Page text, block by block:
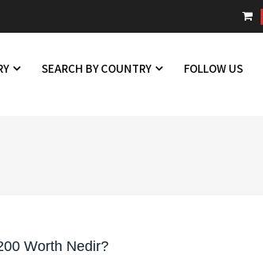
SEARCH BY COUNTRY FOLLOW US
Worth Nedir?